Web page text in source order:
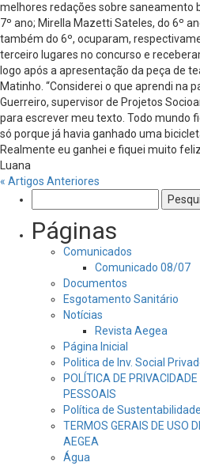
melhores redações sobre saneamento
7º ano; Mirella Mazetti Sateles, do 6º
também do 6º, ocuparam,
terceiro lugares no concurso e
logo após a apresentação da peça de
Matinho. “Considerei o que aprendi na
Guerreiro, supervisor de Projetos
para escrever meu texto. Todo mundo
só porque já havia ganhado uma
Realmente eu ganhei e fiquei muito
Luana
« Artigos Anteriores
por:
Páginas
Comunicados
Comunicado 08/07
Documentos
Esgotamento Sanitário
Notícias
Revista Aegea
Página Inicial
Politica de Inv. Social
POLÍTICA DE
PESSOAIS
Política de Sustentabilidade
TERMOS GERAIS DE USO
AEGEA
Água